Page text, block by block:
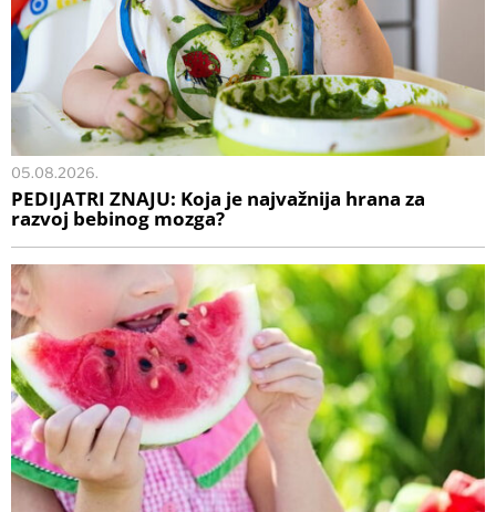
05.08.2026.
PEDIJATRI ZNAJU: Koja je najvažnija hrana za
razvoj bebinog mozga?